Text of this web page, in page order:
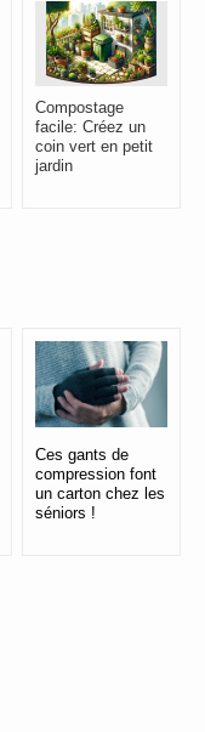
Compostage
facile: Créez un
coin vert en petit
jardin
Ces gants de
compression font
un carton chez les
séniors !